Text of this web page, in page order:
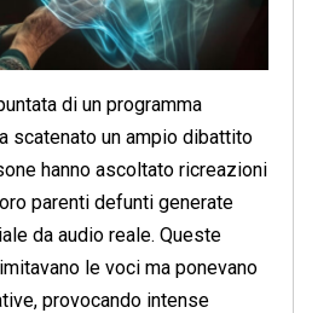
di un programma
scatenato un ampio dibattito
hanno ascoltato ricreazioni
parenti defunti generate
da audio reale. Queste
le voci ma ponevano
provocando intense